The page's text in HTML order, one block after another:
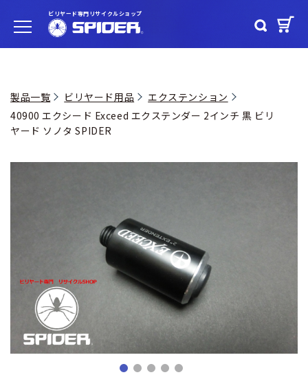
ビリヤード専門リサイクルショップ
製品一覧 ビリヤード用品
エクステンション
40900 エクシード Exceed エクステンダー 2インチ 黒 ビリ
ヤード ソノタ SPIDER